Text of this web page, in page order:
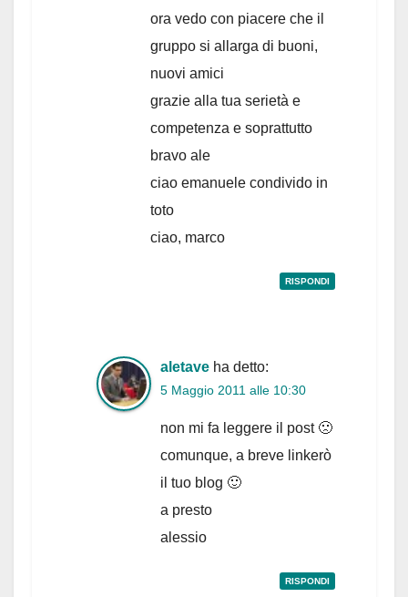
ora vedo con piacere che il
gruppo si allarga di buoni,
nuovi amici
grazie alla tua serietà e
competenza e soprattutto
bravo ale
ciao emanuele condivido in
toto
ciao, marco
RISPONDI
aletave ha detto:
5 Maggio 2011 alle 10:30
non mi fa leggere il post 🙁
comunque, a breve linkerò
il tuo blog 🙂
a presto
alessio
RISPONDI